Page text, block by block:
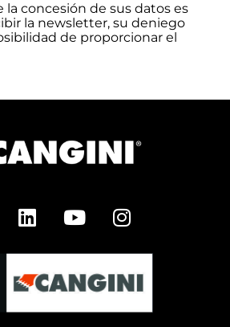
la concesión de sus datos es
la newsletter, su deniego
de proporcionar el